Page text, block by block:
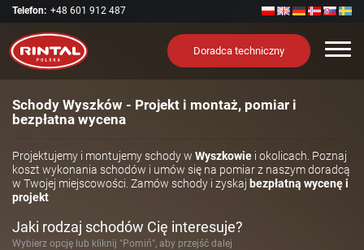
Telefon: +48 601 912 487
Doradca techniczny
Schody Wyszków - Projekt i montaż, pomiar i
bezpłatna wycena
Projektujemy i montujemy schody w Wyszkowie i okolicach. Poznaj
koszt wykonania schodów i umów się na pomiar z naszym doradcą
w Twojej miejscowości. Zamów schody i zyskaj bezpłatną wycenę i
projekt
Jaki rodzaj schodów Cię interesuje?
Wybierz opcję lub kliknij "Pomiń", aby przejść dalej